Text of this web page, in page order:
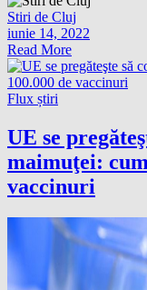
Stiri de Cluj
iunie 14, 2022
Read More
Flux știri
UE se
maimuţei:
vaccinuri